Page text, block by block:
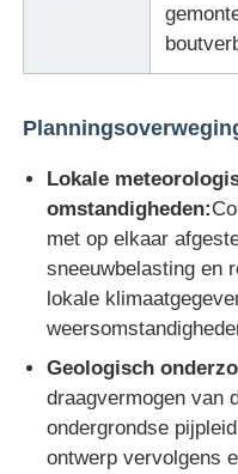
Lokale
omstandigheden:
met op elkaar
sneeuwbelasting en
lokale
Geologisch
draagvermogen van
ondergrondse
ontwerp vervolgens